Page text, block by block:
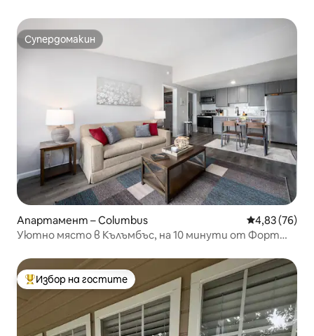
Супердомакин
Супердомакин
Апартамент – Columbus Средна
4,83 (76)
Уютно място в Кълъмбъс, на 10 минути от Форт
Най-популярен избор на гостите
Избор на гостите